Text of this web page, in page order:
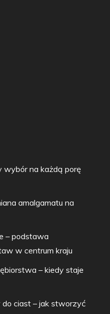
wybór na każdą porę
amalgamatu na
– podstawa
w centrum kraju
– kiedy staje
do ciast – jak stworzyć